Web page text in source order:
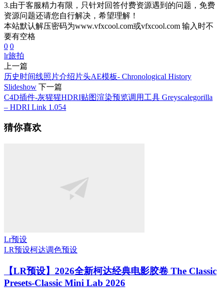
3.由于客服精力有限，只针对回答付费资源遇到的问题，免费
资源问题还请您自行解决，希望理解！
本站默认解压密码为www.vfxcool.com或vfxcool.com 输入时不
要有空格
0 0
lr旅拍
上一篇
历史时间线照片介绍片头AE模板- Chronological History
Slideshow 下一篇
C4D插件-灰猩猩HDRI贴图渲染预览调用工具 Greyscalegorilla
– HDRI Link 1.054
猜你喜欢
Lr预设
LR预设柯达调色预设
【LR预设】2026全新柯达经典电影胶卷 The Classic
Presets-Classic Mini Lab 2026